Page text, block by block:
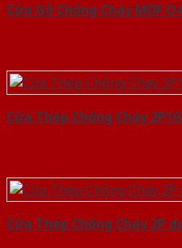
Cửa Gỗ Chống Cháy MDF
Cửa Thép Chống Cháy
Cửa Thép Chống Cháy 2P